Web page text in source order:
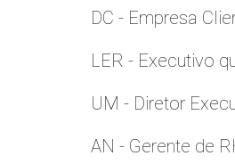
DC - Empresa
LER - Executivo
UM - Diretor
AN - Gerente de